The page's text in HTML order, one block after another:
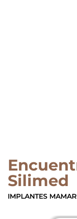
Silimed
IMPLANTES